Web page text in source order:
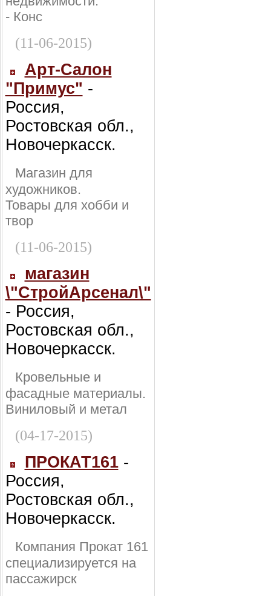
- Конс
(11-06-2015)
Арт-Салон
"Примус" -
Россия,
Ростовская обл.,
Новочеркасск.
Магазин для
художников.
Товары для хобби и
твор
(11-06-2015)
магазин
\"СтройАрсенал\"
- Россия,
Ростовская обл.,
Новочеркасск.
Кровельные и
фасадные материалы.
Виниловый и метал
(04-17-2015)
ПРОКАТ161-
Россия,
Ростовская обл.,
Новочеркасск.
Компания Прокат 161
специализируется на
пассажирск